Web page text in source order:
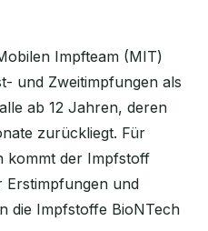
Impfteam (MIT)
und Zweitimpfungen als
ab 12 Jahren, deren
zurückliegt. Für
kommt der Impfstoff
Erstimpfungen und
die Impfstoffe BioNTech